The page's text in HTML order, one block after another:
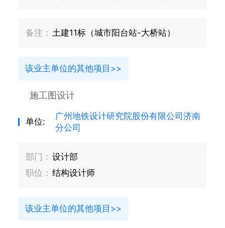
备注： 土建11标（城市阳台站-大桥站）
该业主单位的其他项目>>
施工图设计
单位:
广州地铁设计研究院股份有限公司济南
分公司
部门： 设计部
职位： 结构设计师
该业主单位的其他项目>>